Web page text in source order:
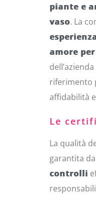
piante e
vaso. La
amore
riferimento
affidabilità
Le
La qualità
garantita da
controlli